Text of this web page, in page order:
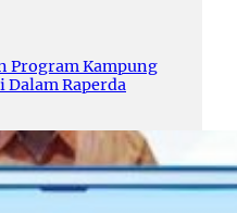
Program Kampung
Dalam Raperda